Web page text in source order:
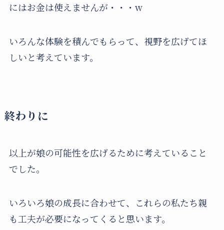
にはお金は使えませんが・・・w
いろんな体験を積んでもらって、視野を広げてほ
しいと考えています。
終わりに
以上が娘の可能性を広げるために考えていること
でした。
いろいろ娘の成長に合わせて、これらの私たち親
も工夫が必要になってくると思います。